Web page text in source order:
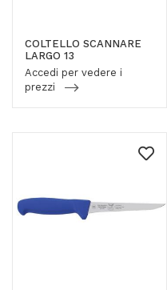
COLTELLO SCANNARE
LARGO 13
Accedi per vedere i
prezzi